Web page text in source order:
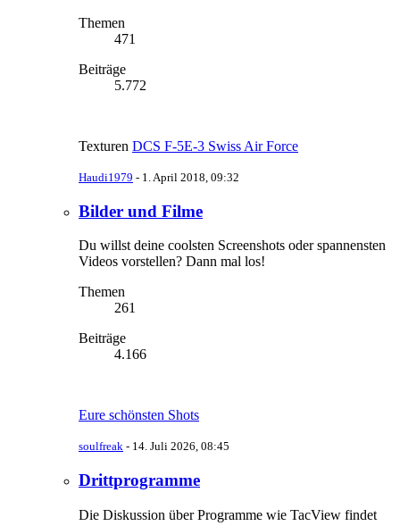
Themen
471
Beiträge
5.772
Texturen DCS F-5E-3 Swiss Air Force
Haudi1979 - 1. April 2018, 09:32
Bilder und Filme
Du willst deine coolsten Screenshots oder spannensten
Videos vorstellen? Dann mal los!
Themen
261
Beiträge
4.166
Eure schönsten Shots
soulfreak - 14. Juli 2026, 08:45
Drittprogramme
Die Diskussion über Programme wie TacView findet